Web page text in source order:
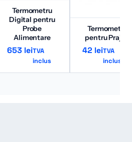
Termometru
Digital pentru
Probe
Alimentare
653 leiTVA
inclus
Termometru
pentru Prajire
42 leiTVA
inclus